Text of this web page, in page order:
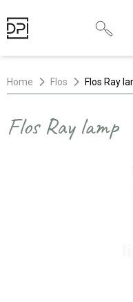
Home Flos Flos Ray
Flos Ray lamp